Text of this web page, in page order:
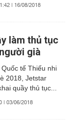
| 16/08/2018
làm thủ tục
già
tế Thiếu nhi
2018, Jetstar
quầy thủ tục...
| 03/06/2018